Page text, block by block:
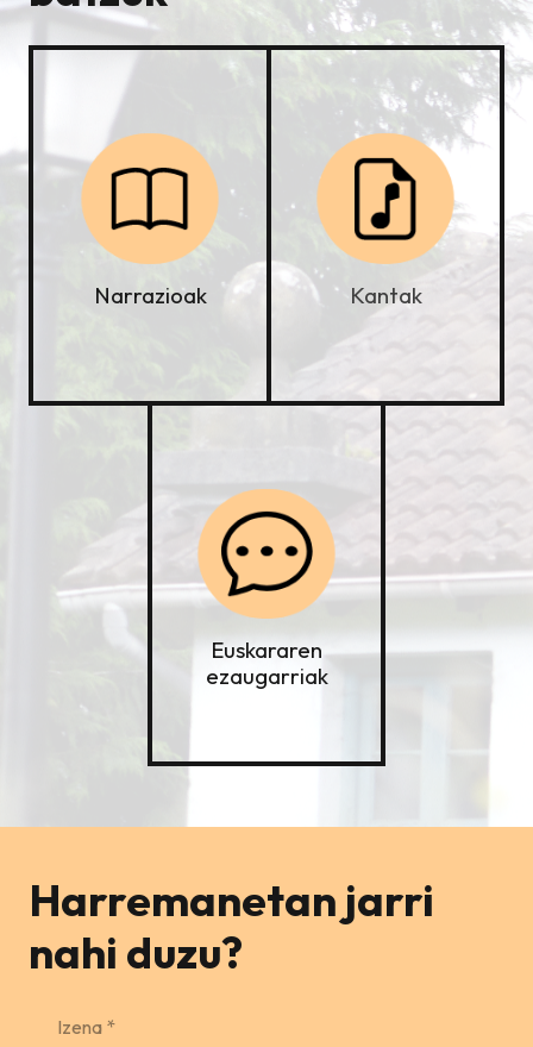
Narrazioak Kantak
Euskararen
ezaugarriak
Harremanetan jarri
nahi duzu?